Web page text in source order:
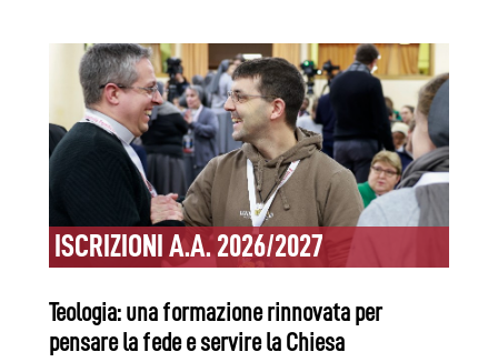
ISCRIZIONI A.A. 2026/2027
Teologia: una formazione rinnovata per
pensare la fede e servire la Chiesa